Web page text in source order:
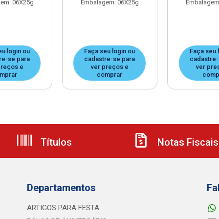
06X25g
login ou
se para
e
Embalagem: 06X25g
Faça seu login ou
cadastre-se para
ver preços e
comprar
Faça seu
ver
Títulos Notas Fiscais
Departamentos
ARTIGOS PARA FESTA